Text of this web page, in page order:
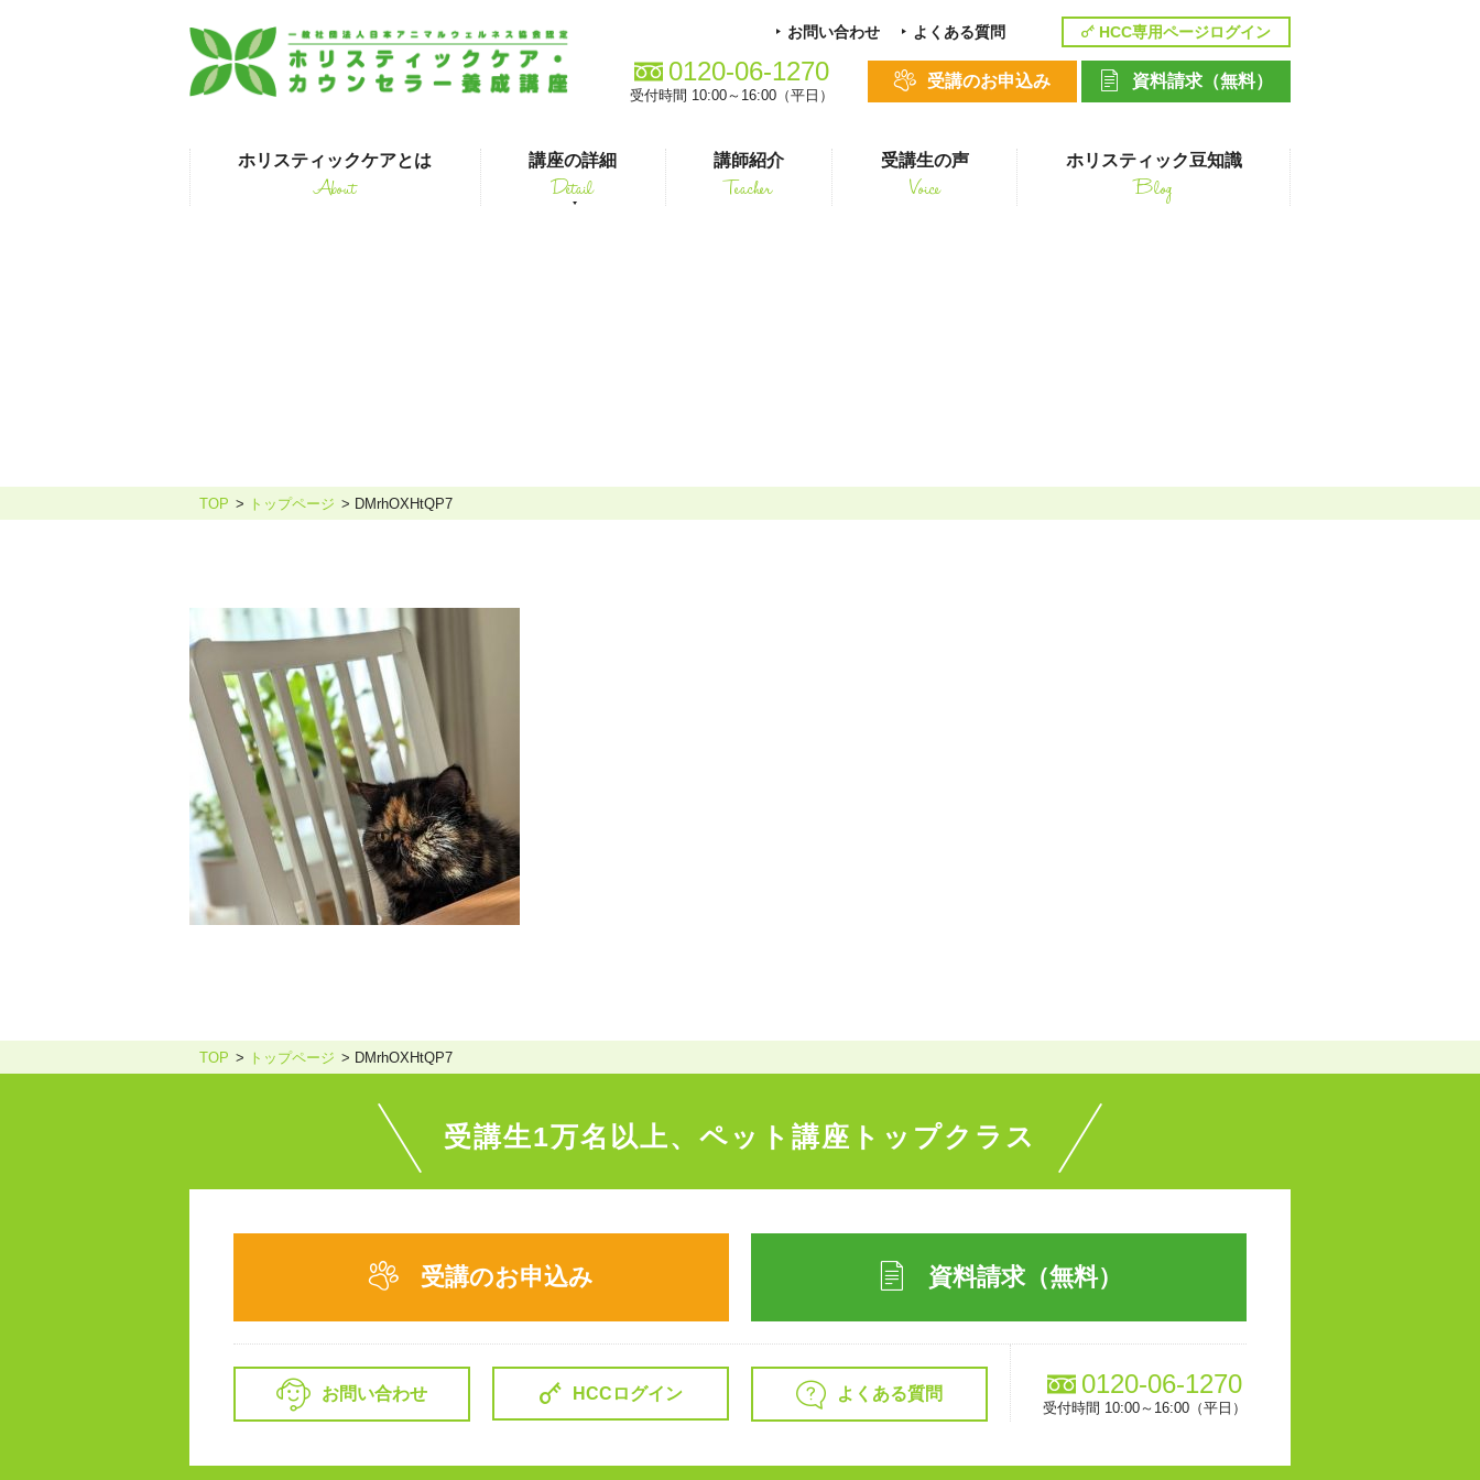
ホリスティックケアとは
About
講座の詳細
Detail
ホリスティックケア・カウンセラー養成講座
講師紹介
Teacher
受講生の声
Voice
ホリスティック豆知識
Blog
受講のお申込み 資料請求（無料）
お問い合わせ HCC専用ページログイン
よくある質問
0120-06-1270
受付時間 10:00～16:00（平日）
TOP トップページ DMrhOXHtQP7
TOP トップページ DMrhOXHtQP7
受講生1万名以上、 ペット講座トップクラス
受講のお申込み 資料請求（無料）
お問い合わせ HCCログイン よくある質問 0120-06-1270
受付時間 10:00～16:00（平日）